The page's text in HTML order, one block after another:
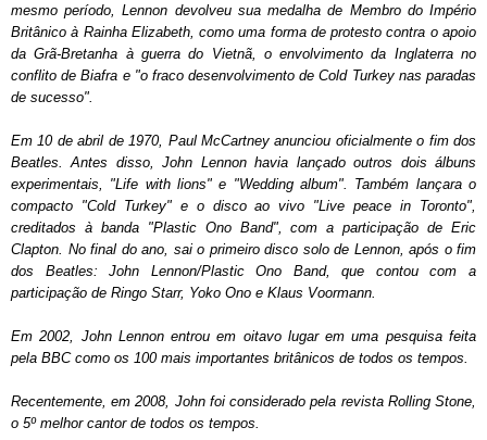
mesmo período, Lennon devolveu sua medalha de Membro do Império
Britânico à Rainha Elizabeth, como uma forma de protesto contra o apoio
da Grã-Bretanha à guerra do Vietnã, o envolvimento da Inglaterra no
conflito de Biafra e "o fraco desenvolvimento de Cold Turkey nas paradas
de sucesso".
Em 10 de abril de 1970, Paul McCartney anunciou oficialmente o fim dos
Beatles. Antes disso, John Lennon havia lançado outros dois álbuns
experimentais, "Life with lions" e "Wedding album". Também lançara o
compacto "Cold Turkey" e o disco ao vivo "Live peace in Toronto",
creditados à banda "Plastic Ono Band", com a participação de Eric
Clapton. No final do ano, sai o primeiro disco solo de Lennon, após o fim
dos Beatles:John Lennon/Plastic Ono Band, que contou com a
participação de Ringo Starr, Yoko Ono e Klaus Voormann
Em2002 , John Lennon entrou em oitavo lugar em uma pesquisa feita
pela BBCcomo os 100 mais importantes britânicos de todos os tempos
Recentemente, em 2008, John foi considerado pela revista Rolling Stone,
o 5º melhor cantor de todos os tempos.